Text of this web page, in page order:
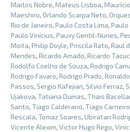
Marlos Nobre, Mateus Lisboa,
Maeshiro, Orlando Scarpa Neto,
Rio de Janeiro, Paulo Costa Lima,
Paulo Vinícius, Pauxy Gentil-Nunes,
Moita, Philip Doyle, Priscila Rato, Raul
Mendes, Ricardo Amado, Ricardo
Rodolfo Coelho de Souza, Rodrigo
Rodrigo Favaro, Rodrigo Prado,
Passos, Sergio Kafejian, Silvio Ferraz,
Ujakova, Tatiana Dumas, Thais
Santo, Tiago Calderano, Tiago Carneiro
Rescala, Tomaz Soares, Ubiratan
Vicente Alexim, Victor Hugo Rego,